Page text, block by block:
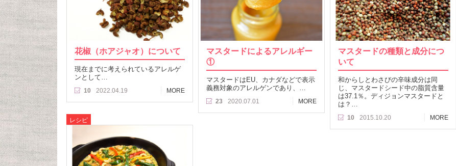
花椒（ホアジャオ）について
現在までに考えられているアレルゲ
ンとして…
10 2022.04.19 MORE
マスタードによるアレルギー
①
マスタードはEU、カナダなどで表示
義務対象のアレルゲンであり、…
23 2020.07.01 MORE
マスタードの種類と成分につ
いて
和からしとわさびの辛味成分は同
じ、マスタードシード中の脂質含量
は37.1％。ディジョンマスタードと
は？…
10 2015.10.20 MORE
レシピ